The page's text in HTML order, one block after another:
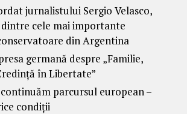
jurnalistului Sergio Velasco,
cele mai importante
din Argentina
germană despre „Familie,
în Libertate”
parcursul european –
condiții